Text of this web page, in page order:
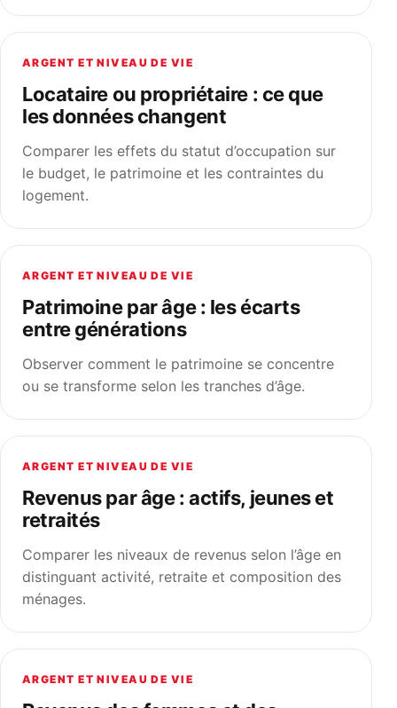
ARGENT ET NIVEAU DE VIE
Locataire ou propriétaire : ce que
les données changent
Comparer les effets du statut d’occupation sur
le budget, le patrimoine et les contraintes du
logement.
ARGENT ET NIVEAU DE VIE
Patrimoine par âge : les écarts
entre générations
Observer comment le patrimoine se concentre
ou se transforme selon les tranches d’âge.
ARGENT ET NIVEAU DE VIE
Revenus par âge : actifs, jeunes et
retraités
Comparer les niveaux de revenus selon l’âge en
distinguant activité, retraite et composition des
ménages.
ARGENT ET NIVEAU DE VIE